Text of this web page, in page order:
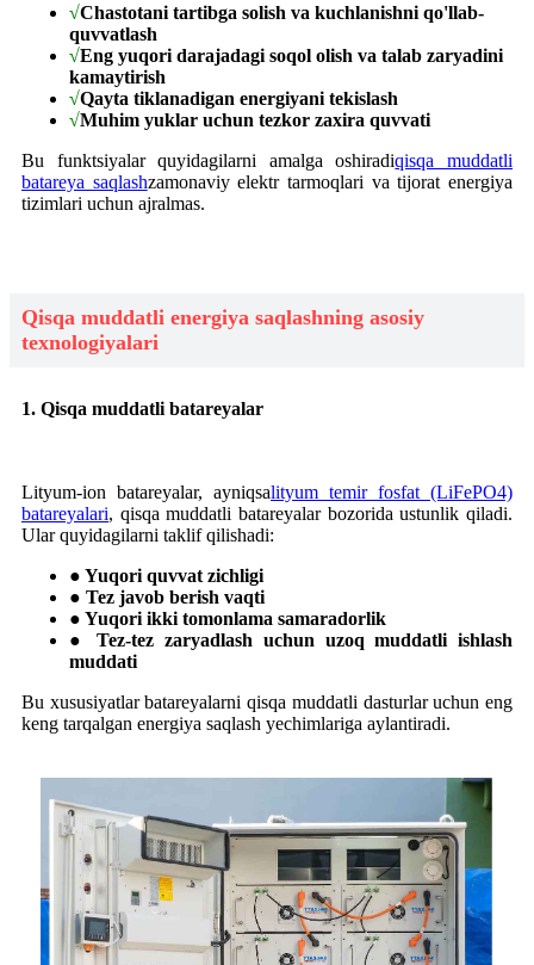
√Chastotani tartibga solish va kuchlanishni qo'llab-
quvvatlash
√Eng yuqori darajadagi soqol olish va talab zaryadini
kamaytirish
√Qayta tiklanadigan energiyani tekislash
√Muhim yuklar uchun tezkor zaxira quvvati
Bu funktsiyalar quyidagilarni amalga oshiradiqisqa muddatli
batareya saqlashzamonaviy elektr tarmoqlari va tijorat energiya
tizimlari uchun ajralmas.
Qisqa muddatli energiya saqlashning asosiy
texnologiyalari
1. Qisqa muddatli batareyalar
Lityum-ion batareyalar, ayniqsalityum temir fosfat (LiFePO4)
batareyalari, qisqa muddatli batareyalar bozorida ustunlik qiladi.
Ular quyidagilarni taklif qilishadi:
● Yuqori quvvat zichligi
● Tez javob berish vaqti
● Yuqori ikki tomonlama samaradorlik
● Tez-tez zaryadlash uchun uzoq muddatli ishlash
muddati
Bu xususiyatlar batareyalarni qisqa muddatli dasturlar uchun eng
keng tarqalgan energiya saqlash yechimlariga aylantiradi.